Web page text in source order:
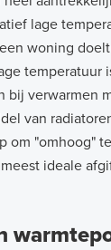
lage
woning
temperatuur
bij verwarmen
van
om "omhoog"
ideale